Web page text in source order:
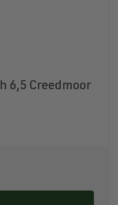
6,5 Creedmoor